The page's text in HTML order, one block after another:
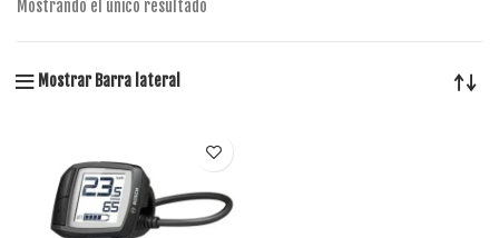
Mostrando el único resultado
Mostrar Barra lateral